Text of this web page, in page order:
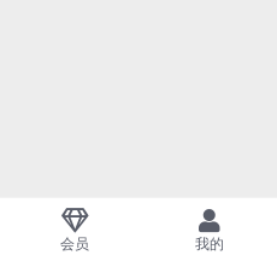
会员 我的